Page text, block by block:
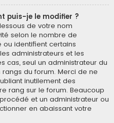
puis-je le modifier ?
de votre nom
selon le nombre de
identifient certains
administrateurs et les
cas, seul un administrateur du
du forum. Merci de ne
inutilement des
rang sur le forum. Beaucoup
et un administrateur ou
en abaissant votre